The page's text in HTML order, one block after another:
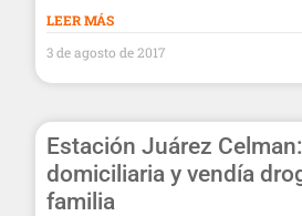
LEER MÁS
3 de agosto de 2017
Estación Juárez
domiciliaria y vendía
familia